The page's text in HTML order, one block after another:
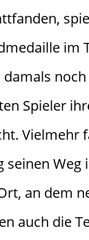
im
damals
Spieler
Vielmehr
seinen Weg
an dem
auch die